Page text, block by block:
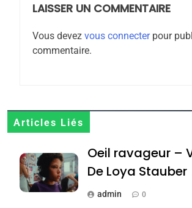
LAISSER UN COMMENTAIRE
Vous devez vous connecterpour
commentaire.
Articles Liés
Oeil ravageur –
De Loya Stauber
admin 0
MA JUDAÏTE
ISRAÉL JUDAISME
7
8
Tafraout, le
Azilal
du terroir
DAFINA MAROC